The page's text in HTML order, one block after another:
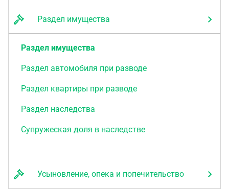
Раздел имущества
Раздел имущества
Раздел автомобиля при разводе
Раздел квартиры при разводе
Раздел наследства
Супружеская доля в наследстве
Усыновление, опека и попечительство